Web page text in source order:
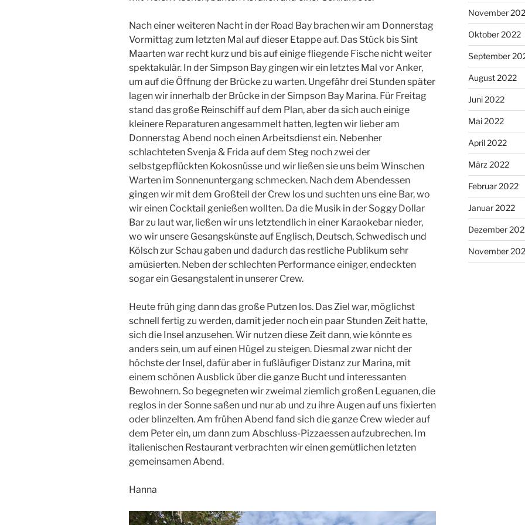
Nach einer weiteren Nacht in der Road Bay brachen wir am Donnerstag
Vormittag zum letzten Mal auf dieser Etappe auf. Das Stück bis Sint
Maarten war recht kurz und bis auf einige fliegende Fische nicht weiter
spektakulär. In der Simpson Bay gingen wir ein letztes Mal vor Anker,
um auf die Öffnung der Brücke zu warten. Ungefähr drei Stunden später
lagen wir innerhalb der Brücke in der Simpson Bay Marina. Für Freitag
stand das große Reinschiff auf dem Plan, aber da sich auch einige
kleinere Reparaturen angesammelt hatten, legten wir lieber am
Donnerstag Abend noch einen Arbeitsdienst ein. Nebenher
schlachteten Svenja & Frida auf dem Steg noch zwei der
selbstgepflückten Kokosnüsse und wir ließen sie uns beim Winschen
Warten im Sonnenuntergang schmecken. Nach dem Abendessen
gingen wir mit dem Großteil der Crew los und suchten uns eine Bar, wo
wir einen Cocktail genießen wollten. Da die Musik in der Soggy Dollar
Bar zu laut war, ließen wir uns letztendlich in einer Karaokebar nieder,
wo wir unsere Gesangskünste auf Englisch, Deutsch, Schwedisch und
Kölsch zur Schau gaben und dadurch das restliche Publikum sehr
amüsierten. Neben der schlechten Performance einiger, endeckten
sogar ein Gesangstalent in unserer Crew.
Heute früh ging dann das große Putzen los. Das Ziel war, möglichst
schnell fertig zu werden, damit jeder noch ein paar Stunden Zeit hatte,
sich die Insel anzusehen. Wir nutzen diese Zeit dann, wie könnte es
anders sein, um auf einen Hügel zu steigen. Diesmal zwar nicht der
höchste der Insel, dafür aber in fußläufiger Distanz zur Marina, mit
einem schönen Ausblick über die ganze Bucht und interessanten
Bewohnern. So begegneten wir zweimal ziemlich großen Leguanen, die
reglos in der Sonne saßen und nur ab und zu ihre Augen auf uns fixierten
oder blinzelten. Am frühen Abend fand sich die ganze Crew wieder auf
dem Peter ein, um dann zum Abschluss-Pizzaessen aufzubrechen. Im
italienischen Restaurant verbrachten wir einen gemütlichen letzten
gemeinsamen Abend.
Hanna
November
Oktober 2022
September
August 2022
Juni 2022
Mai 2022
April 2022
März 2022
Februar 2022
Januar 2022
Dezember
November